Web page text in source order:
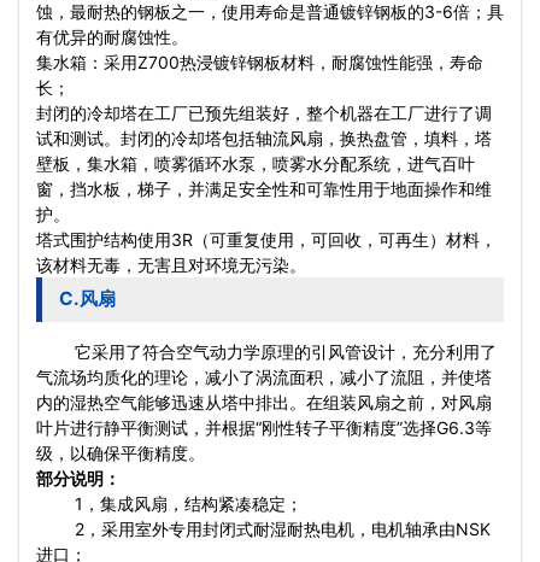
蚀，最耐热的钢板之一，使用寿命是普通镀锌钢板的3-6倍；具
有优异的耐腐蚀性。
集水箱：采用Z700热浸镀锌钢板材料，耐腐蚀性能强，寿命
长；
封闭的冷却塔在工厂已预先组装好，整个机器在工厂进行了调
试和测试。封闭的冷却塔包括轴流风扇，换热盘管，填料，塔
壁板，集水箱，喷雾循环水泵 ，喷雾水分配系统，进气百叶
窗，挡水板，梯子，并满足安全性和可靠性用于地面操作和维
护。
塔式围护结构使用3R（可重复使用，可回收，可再生）材料，
该材料无毒，无害且对环境无污染。
C.风扇
它采用了符合空气动力学原理的引风管设计，充分利用了
气流场均质化的理论，减小了涡流面积，减小了流阻，并使塔
内的湿热空气能够迅速从塔中排出。在组装风扇之前，对风扇
叶片进行静平衡测试，并根据“刚性转子平衡精度”选择G6.3等
级，以确保平衡精度。
部分说明：
1，集成风扇，结构紧凑稳定；
2，采用室外专用封闭式耐湿耐热电机，电机轴承由NSK
进口；